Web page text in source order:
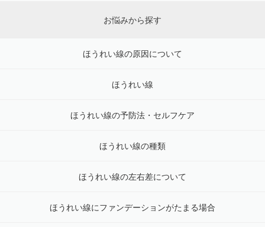
お悩みから探す
ほうれい線の原因について
ほうれい線
ほうれい線の予防法・セルフケア
ほうれい線の種類
ほうれい線の左右差について
ほうれい線にファンデーションがたまる場合